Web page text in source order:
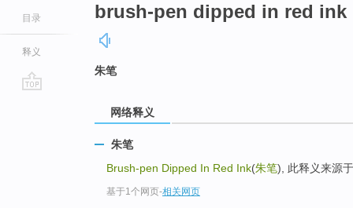
目录
释义
brush-pen dipped in red ink
朱笔
网络释义
朱笔
Brush-pen Dipped In Red Ink(朱笔), 此释义来源
基于1个网页-相关网页